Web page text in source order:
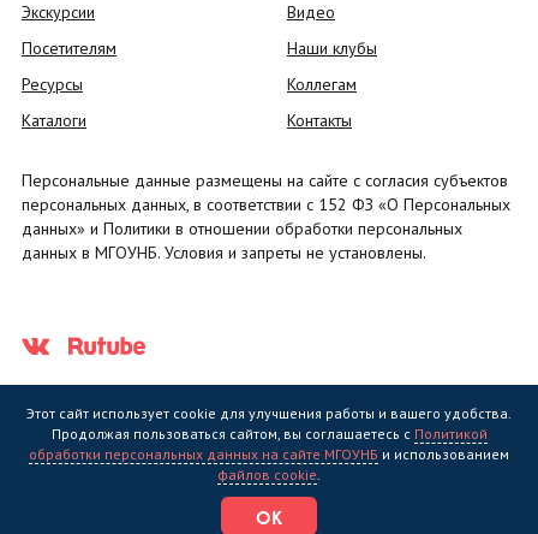
Экскурсии
Посетителям
Ресурсы
Каталоги
Видео
Наши клубы
Коллегам
Контакты
Персональные данные размещены на сайте с согласия субъектов
персональных данных, в соответствии с 152 ФЗ «О Персональных
данных» и Политики в отношении обработки персональных
данных в МГОУНБ. Условия и запреты не установлены.
Государственное областное бюджетное учреждение культуры
библиотека" (МГОУНБ) © 2006 - 2026
Этот сайт использует cookie для улучшения работы и вашего удобства.
Продолжая пользоваться сайтом, вы соглашаетесь с Политикой
обработки персональных данных на сайте МГОУНБ и использованием
файлов cookie.
ОК